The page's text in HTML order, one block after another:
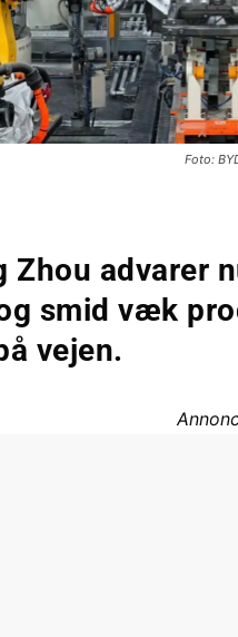
Foto:
Zhou advarer
smid væk
vejen.